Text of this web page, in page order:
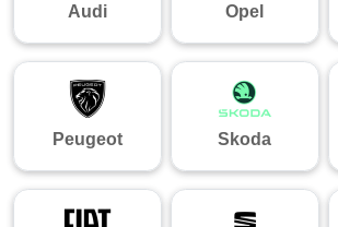
Audi Opel
Peugeot Skoda